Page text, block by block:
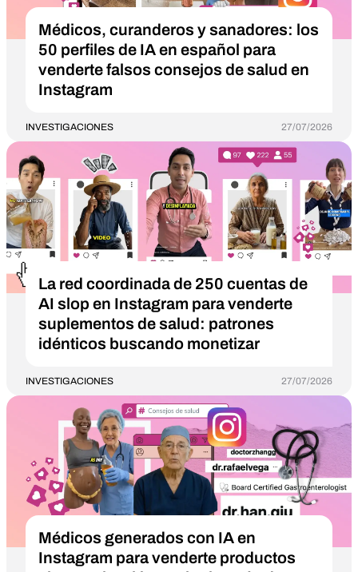
Médicos, curanderos y sanadores: los
50 perfiles de IA en español para
venderte falsos consejos de salud en
Instagram
INVESTIGACIONES 27/07/2026
La red coordinada de 250 cuentas de
AI slop en Instagram para venderte
suplementos de salud: patrones
idénticos buscando monetizar
INVESTIGACIONES 27/07/2026
Médicos generados con IA en
Instagram para venderte productos